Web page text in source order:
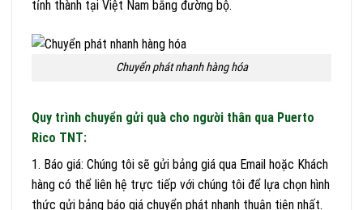
tỉnh thành tại Việt Nam bằng đường bộ.
Chuyển phát nhanh hàng hóa
Quy trình chuyển gửi quà cho người thân qua Puerto
Rico TNT:
1. Báo giá: Chúng tôi sẽ gửi bảng giá qua Email hoặc Khách
hàng có thể liên hệ trực tiếp với chúng tôi để lựa chọn hình
thức gửi bảng báo giá chuyển phát nhanh thuận tiện nhất.